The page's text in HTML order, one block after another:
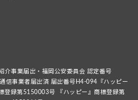
介事業届出・福岡公安委員会 認定番号
信事業者届出済 届出番号H4-094『ハッピー
登録第5150003号 『ハッピー』商標登録第